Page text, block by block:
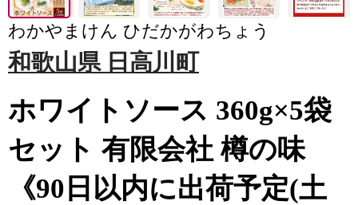
わかやまけん ひだかがわちょう
和歌山県 日高川町
ホワイトソース 360g×5袋
セット 有限会社 樽の味
《90日以内に出荷予定(土